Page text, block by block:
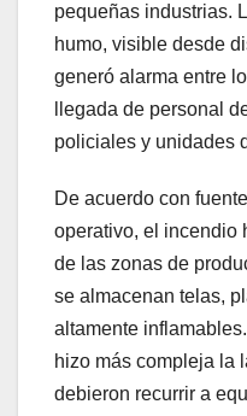
pequeñas industrias.
humo, visible desde
generó alarma entre
llegada de personal
policiales y unidades
De acuerdo con
operativo, el incendio
de las zonas de
se almacenan telas,
altamente
hizo más compleja la
debieron recurrir a